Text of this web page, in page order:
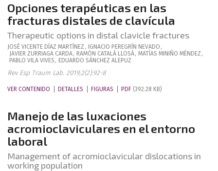
Opciones terapéuticas en las
fracturas distales de clavícula
Therapeutic options in distal clavicle fractures
JOSÉ VICENTE DÍAZ MARTÍNEZ , IGNACIO PEREGRÍN NEVADO ,
JAVIER ZURRIAGA CARDA, RAMÓN CATALÁ LLOSÁ, MATÍAS MINIÑO MÉNDEZ ,
PABLO VILA VIVES , EDUARDO SÁNCHEZ ALEPUZ
Rev Esp Traum Lab. 2019;2(2):92-8
VER CONTENIDO DETALLES FIGURAS PDF (392.28 KB)
Manejo de las luxaciones
acromioclaviculares en el entorno
laboral
Management of acromioclavicular dislocations in
working population